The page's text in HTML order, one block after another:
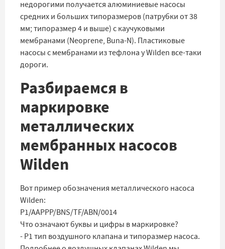
недорогими получается алюминиевые насосы
средних и больших типоразмеров (патрубки от 38
мм; типоразмер 4 и выше) с каучуковыми
мембранами (Neoprene, Buna-N). Пластиковые
насосы с мембранами из тефлона у Wilden все-таки
дороги.
Разбираемся в
маркировке
металлических
мембранных насосов
Wilden
Вот пример обозначения металлического насоса
Wilden:
P1/AAPPP/BNS/TF/ABN/0014
Что означают буквы и цифры в маркировке?
- P1 тип воздушного клапана и типоразмер насоса.